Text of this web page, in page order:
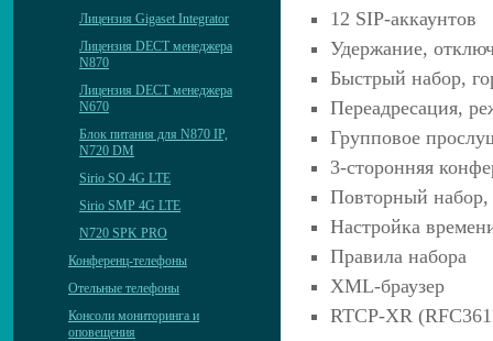
Лицензия Gigaset Integrator
Лицензия DECT менеджера
N870
Лицензия DECT менеджера
N670
Блок питания для N870 IP,
N720 DM
Sirio SO 4G LTE
Sirio SMP 4G LTE
N720 SPK PRO
Конференц-телефоны
Отельные телефоны
Консоли мониторинга и
оповещения
12 SIP-аккаунтов
Удержание,
Быстрый набор,
Переадресация,
Групповое
3-сторонняя
Повторный набор,
Настройка
Правила набора
XML-браузер
RTCP-XR